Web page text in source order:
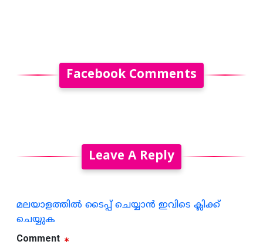
Facebook Comments
Leave A Reply
മലയാളത്തില്‍ ടൈപ്പ് ചെയ്യാന്‍ ഇവിടെ ക്ലിക്ക്
ചെയ്യുക
Comment